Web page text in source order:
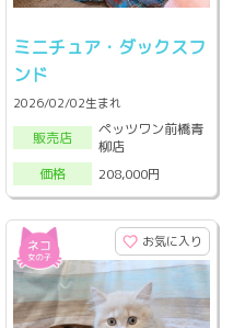
ミニチュア・ダックスフ
ンド
2026/02/02生まれ
販売店
ペッツワン前橋青
柳店
価格
208,000円
お気に入り